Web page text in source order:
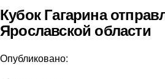
Кубок Гагарина
Ярославской области
Опубликовано: